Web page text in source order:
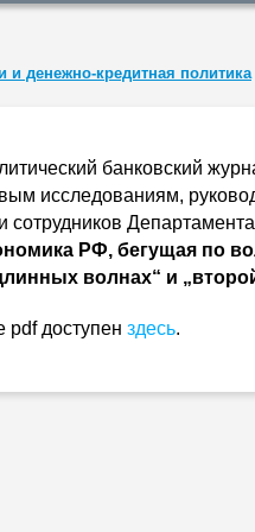
денежно-кредитная политика
банковский
исследованиям,
и сотрудников
РФ, бегущая по
волнах“ и
pdf доступен здесь.